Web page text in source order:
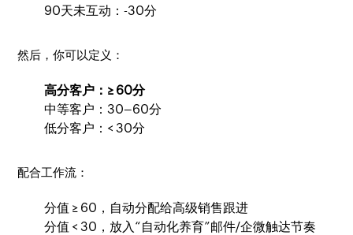
90天未互动：-30分
然后，你可以定义：
高分客户：≥ 60分
中等客户：30–60分
低分客户：< 30分
配合工作流：
分值 ≥ 60，自动分配给高级销售跟进
分值 < 30，放入“自动化养育”邮件/企微触达节奏